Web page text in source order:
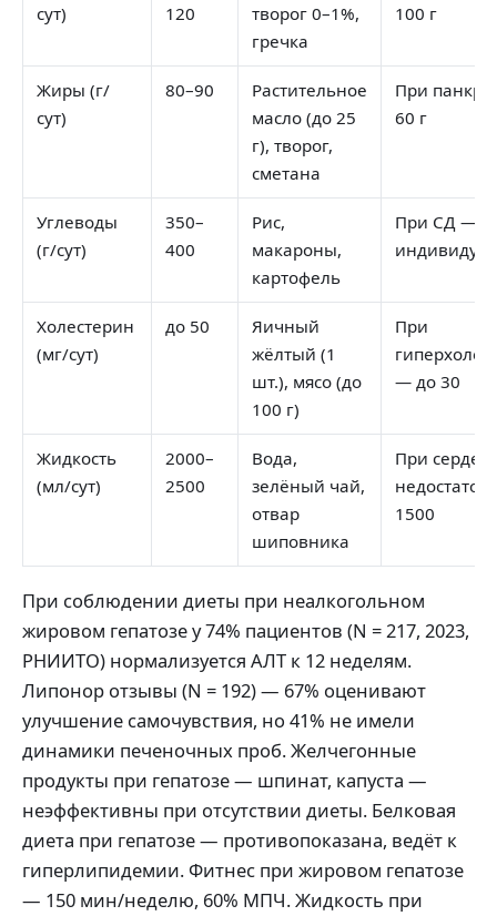
сут) 120
творог 0–1%,
гречка
100 г
Жиры (г/
сут)
80–90
Растительное
масло (до 25
г), творог,
сметана
При
60 г
Углеводы
(г/сут)
350–
400
Рис,
макароны,
картофель
При СД —
Холестерин
(мг/сут)
до 50
Яичный
жёлтый (1
шт.), мясо (до
100 г)
При
— до 30
Жидкость
(мл/сут)
2000–
2500
Вода,
зелёный чай,
отвар
шиповника
При
1500
При соблюдении диеты при неалкогольном
жировом гепатозе у 74% пациентов (N = 217, 2023,
РНИИТО) нормализуется АЛТ к 12 неделям.
Липонор отзывы (N = 192) — 67% оценивают
улучшение самочувствия, но 41% не имели
динамики печеночных проб. Желчегонные
продукты при гепатозе — шпинат, капуста —
неэффективны при отсутствии диеты. Белковая
диета при гепатозе — противопоказана, ведёт к
гиперлипидемии. Фитнес при жировом гепатозе
— 150 мин/неделю, 60% МПЧ. Жидкость при